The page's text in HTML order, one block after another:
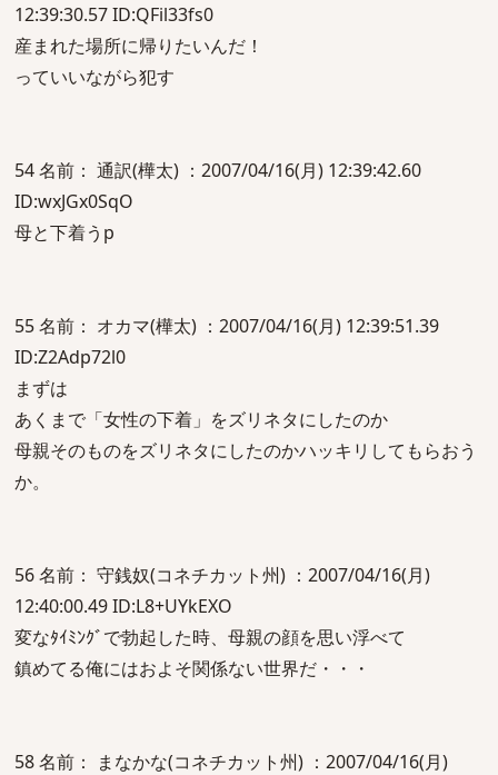
12:39:30.57 ID:QFil33fs0
産まれた場所に帰りたいんだ！
っていいながら犯す
54 名前： 通訳(樺太) ：2007/04/16(月) 12:39:42.60
ID:wxJGx0SqO
母と下着うp
55 名前： オカマ(樺太) ：2007/04/16(月) 12:39:51.39
ID:Z2Adp72l0
まずは
あくまで「女性の下着」をズリネタにしたのか
母親そのものをズリネタにしたのかハッキリしてもらおう
か。
56 名前： 守銭奴(コネチカット州) ：2007/04/16(月)
12:40:00.49 ID:L8+UYkEXO
変なﾀｲﾐﾝｸﾞで勃起した時、母親の顔を思い浮べて
鎮めてる俺にはおよそ関係ない世界だ・・・
58 名前： まなかな(コネチカット州) ：2007/04/16(月)